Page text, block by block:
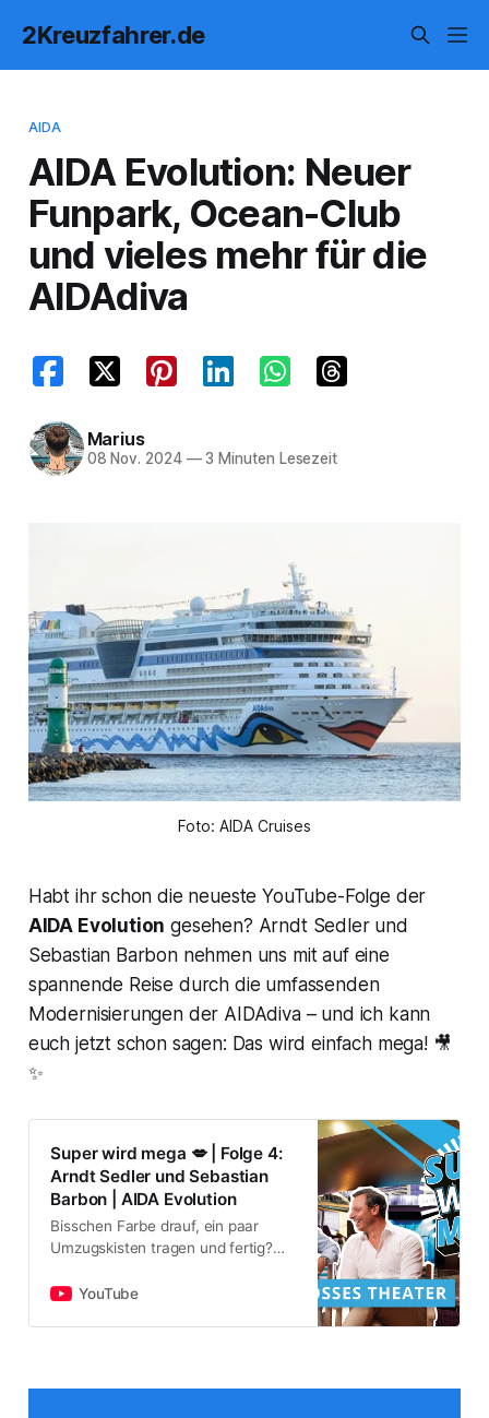
2Kreuzfahrer.de
AIDA
AIDA Evolution: Neuer
Funpark, Ocean-Club
und vieles mehr für die
AIDAdiva
Marius
08 Nov. 2024 —3 Minuten Lesezeit
Foto: AIDA Cruises
Habt ihr schon die neueste YouTube-Folge der
AIDA Evolution gesehen? Arndt Sedler und
Sebastian Barbon nehmen uns mit auf eine
spannende Reise durch die umfassenden
Modernisierungen der AIDAdiva – und ich kann
euch jetzt schon sagen: Das wird einfach mega! 🎥
✨
Super wird mega 💋 | Folge 4:
Arndt Sedler und Sebastian
Barbon | AIDA Evolution
Bisschen Farbe drauf, ein paar
Umzugskisten tragen und fertig?
Modernisierung sprechen, meinen
YouTube